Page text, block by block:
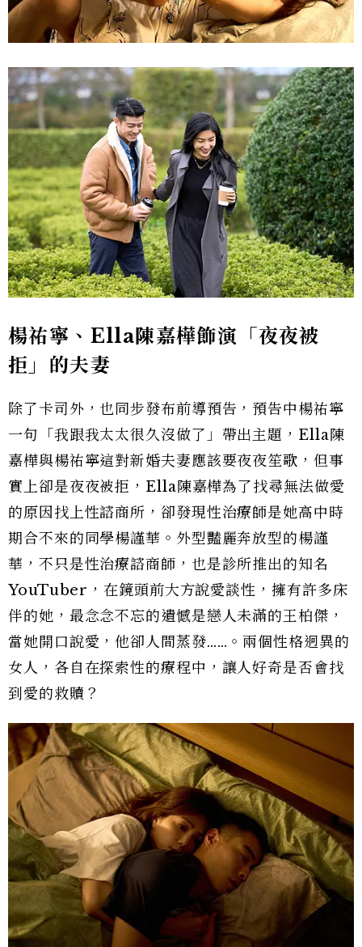
楊祐寧、 Ella陳嘉樺飾演「夜夜被
拒」的夫妻
除了卡司外，也同步發布前導預告，預告中楊祐寧
一句「我跟我太太很久沒做了」帶出主題，Ella陳
嘉樺與楊祐寧這對新婚夫妻應該要夜夜笙歌，但事
實上卻是夜夜被拒，Ella陳嘉樺為了找尋無法做愛
的原因找上性諮商所，卻發現性治療師是她高中時
期合不來的同學楊謹華。外型豔麗奔放型的楊謹
華，不只是性治療諮商師，也是診所推出的知名
YouTuber，在鏡頭前大方說愛談性，擁有許多床
伴的她，最念念不忘的遺憾是戀人未滿的王柏傑，
當她開口說愛，他卻人間蒸發……。兩個性格迥異的
女人，各自在探索性的療程中，讓人好奇是否會找
到愛的救贖？